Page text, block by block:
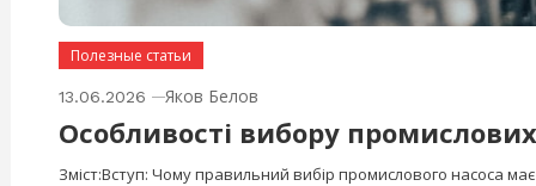
Полезные статьи
13.06.2026 Яков Белов
Особливості вибору
Зміст:Вступ: Чому правильний вибір промислового насоса